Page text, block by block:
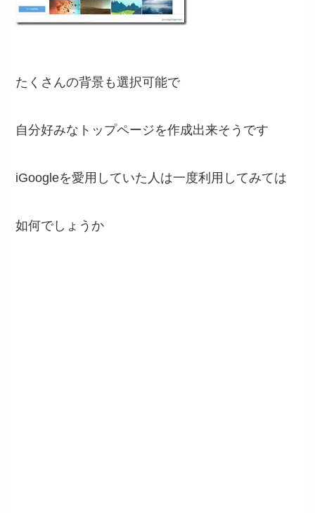
たくさんの背景も選択可能で
自分好みなトップページを作成出来そうです
iGoogleを愛用していた人は一度利用してみては
如何でしょうか